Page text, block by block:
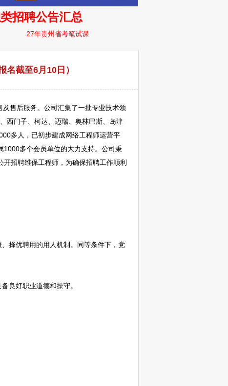
截至6月10日）
售后服务。公司汇集了一批专业技术领
西门子、柯达、迈瑞、奥林巴斯、岛津
多人，已初步建成网络工程师运营平
1000多个会员单位的大力支持。公司秉
开招聘维保工程师，为确保招聘工作顺利
择优聘用的用人机制。同等条件下，党
良好职业道德和操守。